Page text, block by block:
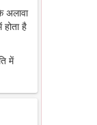
अलावा
है
में